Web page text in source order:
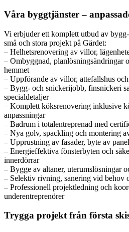
Våra byggtjänster –
Vi erbjuder ett komplett utbud av
små och stora projekt på Gärdet:
– Helhetsrenovering av villor,
– Ombyggnad, planlösningsändringar
hemmet
– Uppförande av villor, attefallshus
– Bygg- och snickerijobb, finsnickeri
specialdetaljer
– Komplett köksrenovering inklusive
anpassningar
– Badrum i totalentreprenad med
– Nya golv, spackling och montering
– Upprustning av fasader, byte av
– Energieffektiva fönsterbyten och
innerdörrar
– Bygge av altaner, uterumslösningar
– Selektiv rivning, sanering vid behov
– Professionell projektledning och
underentreprenörer
Trygga projekt från första